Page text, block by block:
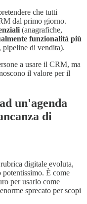
che tutti
dal primo giorno.
(anagrafiche,
funzionalità più
pipeline di vendita).
a usare il CRM, ma
il valore per il
un'agenda
di
digitale evoluta,
potentissimo. È come
per usarlo come
sprecato per scopi